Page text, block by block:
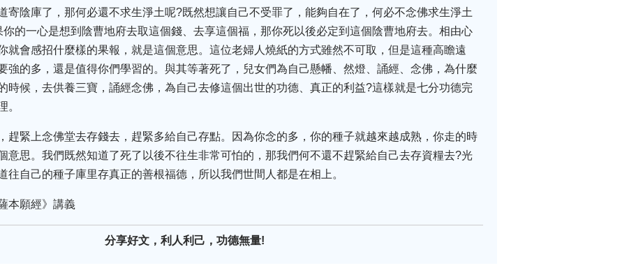
寄陰庫了，那何必還不求生淨土呢?既然想讓自己不受罪了，能夠自在了，何必不念佛求生淨土
的一心是想到陰曹地府去取這個錢、去享這個福，那你死以後必定到這個陰曹地府去。相由心
就會感招什麼樣的果報，就是這個意思。這位老婦人燒紙的方式雖然不可取，但是這種高瞻遠
強的多，還是值得你們學習的。與其等著死了，兒女們為自己懸幡、然燈、誦經、念佛，為什麼
時候，去供養三寶，誦經念佛，為自己去修這個出世的功德、真正的利益?這樣就是七分功德完
。
趕緊上念佛堂去存錢去，趕緊多給自己存點。因為你念的多，你的種子就越來越成熟，你走的時
意思。我們既然知道了死了以後不往生非常可怕的，那我們何不還不趕緊給自己去存資糧去?光
往自己的種子庫里存真正的善根福德，所以我們世間人都是在相上。
本願經》講義
分享好文，利人利己，功德無量!